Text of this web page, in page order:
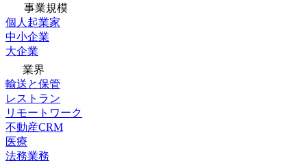
事業規模
個人起業家
中小企業
大企業
業界
輸送と保管
レストラン
リモートワーク
不動産CRM
医療
法務業務